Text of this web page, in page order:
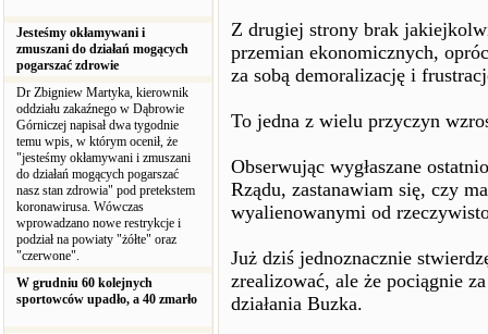
Jesteśmy okłamywani i
zmuszani do działań mogących
pogarszać zdrowie
Dr Zbigniew Martyka, kierownik
oddziału zakaźnego w Dąbrowie
Górniczej napisał dwa tygodnie
temu wpis, w którym ocenił, że
"jesteśmy okłamywani i zmuszani
do działań mogących pogarszać
nasz stan zdrowia" pod pretekstem
koronawirusa. Wówczas
wprowadzano nowe restrykcje i
podział na powiaty "żółte" oraz
"czerwone".
W grudniu 60 kolejnych
sportowców upadło, a 40 zmarło
Z drugiej strony brak
przemian ekonomicznych,
za sobą demoralizację i
To jedna z wielu przyczyn
Obserwując wygłaszane
Rządu, zastanawiam się, czy
wyalienowanymi od
Już dziś jednoznacznie
zrealizować, ale że pociągnie
działania Buzka.